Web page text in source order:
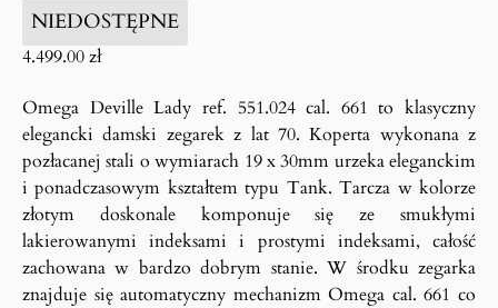
NIEDOSTĘPNE
4.499.00zł
Omega Deville Lady ref. 551.024 cal. 661 to klasyczny
elegancki damski zegarek z lat 70. Koperta wykonana z
pozłacanej stali o wymiarach 19 x 30mm urzeka eleganckim
i ponadczasowym kształtem typu Tank. Tarcza w kolorze
złotym doskonale komponuje się ze smukłymi
lakierowanymi indeksami i prostymi indeksami, całość
zachowana w bardzo dobrym stanie. W środku zegarka
znajduje się automatyczny mechanizm Omega cal. 661 co